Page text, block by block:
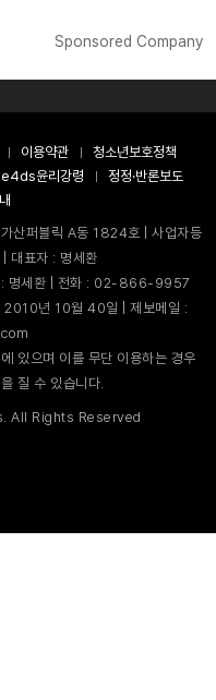
Sponsored Company
이용약관
청소년보호정책
e4ds윤리강령
정정·반론보도
산퍼블릭 A동 1824호 | 사업자등
표자 : 명세환
: 명세환 | 전화 : 02-866-9957
2010년 10월 40일 | 제보메일 :
있으며 이를 무단 이용하는 경우
질 수 있습니다.
All Rights Reserved